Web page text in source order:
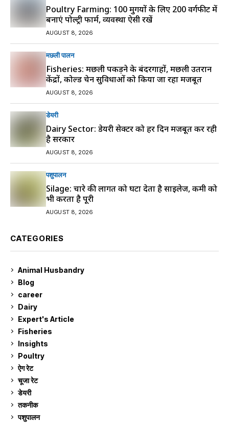
Poultry Farming: 100 मुर्गियों के लिए 200 वर्गफीट में
बनाएं पोल्ट्री फार्म, व्यवस्था ऐसी रखें
AUGUST 8, 2026
मछली पालन
Fisheries: मछली पकड़ने के बंदरगाहों, मछली उतरान
केंद्रों, कोल्ड चेन सुविधाओं को किया जा रहा मजबूत
AUGUST 8, 2026
डेयरी
Dairy Sector: डेयरी सेक्टर को हर दिन मजबूत कर रही
है सरकार
AUGUST 8, 2026
पशुपालन
Silage: चारे की लागत को घटा देता है साइलेज, कमी को
भी करता है पूरी
AUGUST 8, 2026
CATEGORIES
Animal Husbandry
Blog
career
Dairy
Expert's Article
Fisheries
Insights
Poultry
ऐग रेट
चूजा रेट
डेयरी
तकनीक
पशुपालन